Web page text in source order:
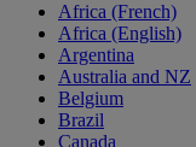
Africa (French)
Africa (English)
Argentina
Australia and NZ
Belgium
Brazil
Canada